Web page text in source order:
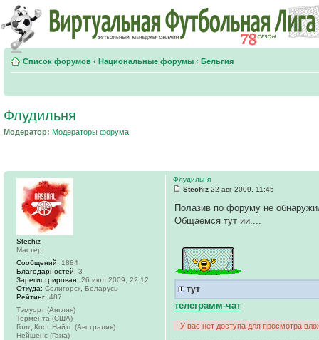
Список форумов ‹ Национальные форумы ‹ Бельгия
Флудильня
Модератор: Модераторы форума
Флудильня
Stechiz 22 авг 2009, 11:45
Полазив по форуму не
Общаeмся тут ии....
тут
телеграмм-чат
У вас нет доступа для просмотра
Stechiz
Мастер
Сообщений: 1884
Благодарностей: 3
Зарегистрирован: 26 июл 2009, 22:12
Откуда: Солигорск, Беларусь
Рейтинг: 487
Тэмуорт (Англия)
Тормента (США)
Голд Кост Найтс (Австралия)
Нейшенс (Гана)